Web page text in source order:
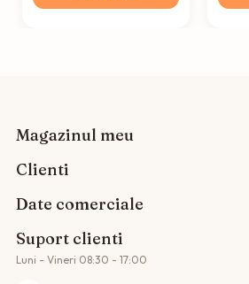
Magazinul meu
Clienti
Date comerciale
Suport clienti
Luni - Vineri 08:30 - 17:00